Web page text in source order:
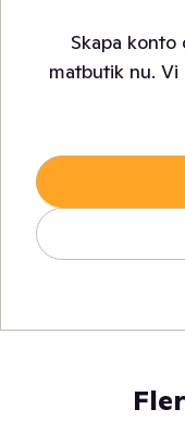
Skapa
matbutik nu.